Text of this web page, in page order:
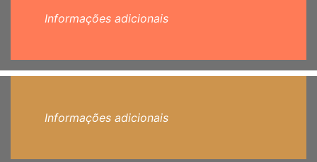
Informações adicionais
Informações adicionais